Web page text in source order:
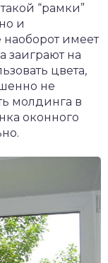
“рамки”
и
имеет
заиграют на
цвета,
не
молдинга в
оконного